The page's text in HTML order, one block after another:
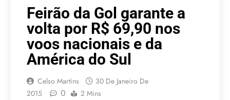
São Paulo Ibirapuera
LATAM anuncia 42
rotas na primeira fase
de operação do
Embraer 195-E2
5 De Agosto De 2026
Azul retoma voos
diretos entre Porto
Alegre e Montevidéu
5 De Agosto De 2026
Feirão da Gol garante a
volta por R$ 69,90 nos
voos nacionais e da
América do Sul
Celso Martins
30 De Janeiro De
2015
0 2 Mins